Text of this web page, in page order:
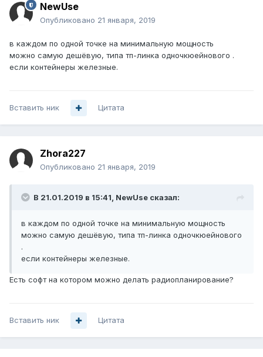
NewUse
Опубликовано 21 января, 2019
в каждом по одной точке на минимальную мощность
можно самую дешёвую, типа тп-линка одночкюейнового .
если контейнеры железные.
Вставить ник Цитата
Zhora227
Опубликовано 21 января, 2019
В 21.01.2019 в 15:41, NewUse сказал:
в каждом по одной точке на минимальную мощность
можно самую дешёвую, типа тп-линка одночкюейнового
.
если контейнеры железные.
Есть софт на котором можно делать радиопланирование?
Вставить ник Цитата